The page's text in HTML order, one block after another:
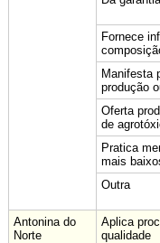
Fornece
Manifesta
produção
Oferta
de
Pratica
mais
Outra
Antonina do
Norte
Aplica
qualidade